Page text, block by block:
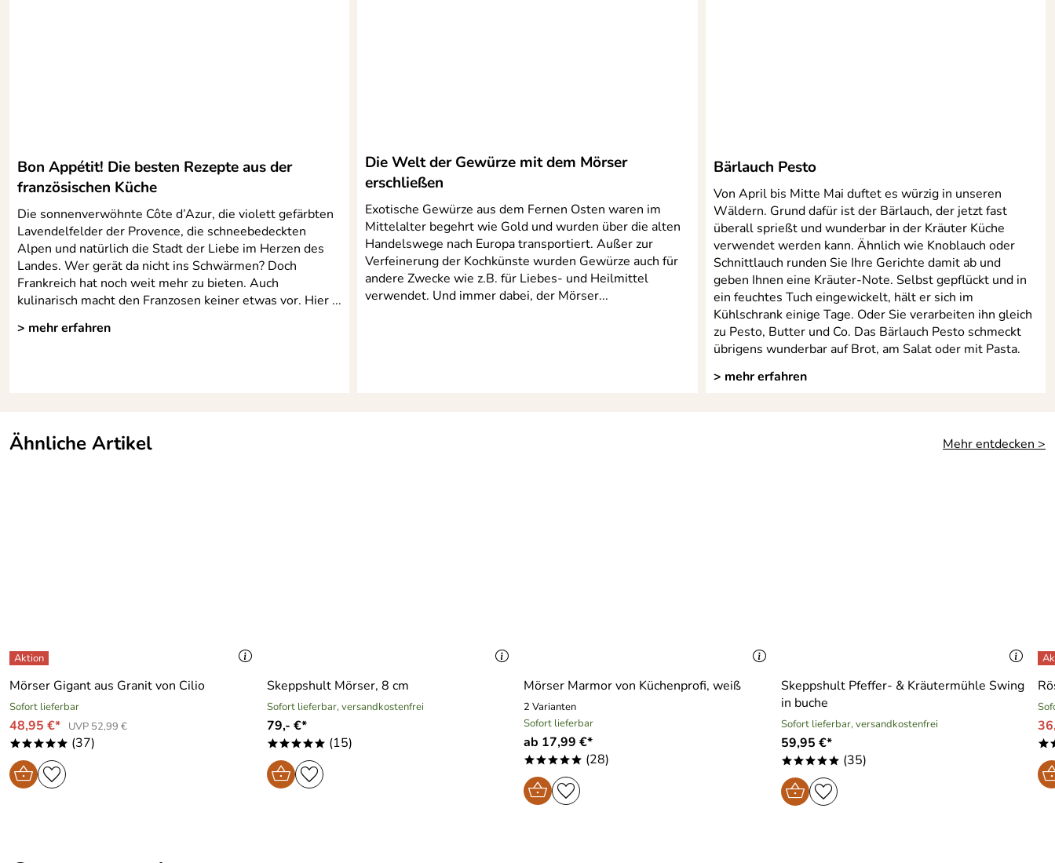
Bon Appétit! Die besten Rezepte aus der
französischen Küche
Die sonnenverwöhnte Côte d’Azur, die violett gefärbten
Lavendelfelder der Provence, die schneebedeckten
Alpen und natürlich die Stadt der Liebe im Herzen des
Landes. Wer gerät da nicht ins Schwärmen? Doch
Frankreich hat noch weit mehr zu bieten. Auch
kulinarisch macht den Franzosen keiner etwas vor. Hier ...
> mehr erfahren
Die Welt der Gewürze mit dem Mörser
erschließen
Exotische Gewürze aus dem Fernen Osten waren im
Mittelalter begehrt wie Gold und wurden über die alten
Handelswege nach Europa transportiert. Außer zur
Verfeinerung der Kochkünste wurden Gewürze auch für
andere Zwecke wie z.B. für Liebes- und Heilmittel
verwendet. Und immer dabei, der Mörser...
Bärlauch Pesto
Von April bis Mitte Mai duftet es würzig in unseren
Wäldern. Grund dafür ist der Bärlauch, der jetzt fast
überall sprießt und wunderbar in der Kräuter Küche
verwendet werden kann. Ähnlich wie Knoblauch oder
Schnittlauch runden Sie Ihre Gerichte damit ab und
geben Ihnen eine Kräuter-Note. Selbst gepflückt und in
ein feuchtes Tuch eingewickelt, hält er sich im
Kühlschrank einige Tage. Oder Sie verarbeiten ihn gleich
zu Pesto, Butter und Co. Das Bärlauch Pesto schmeckt
übrigens wunderbar auf Brot, am Salat oder mit Pasta.
> mehr erfahren
Ähnliche Artikel Mehr entdecken >
Mörser Gigant aus Granit von Cilio
Sofort lieferbar
48,95 €* UVP 52,99 €
***** (37)
Skeppshult Mörser, 8 cm
Sofort lieferbar, versandkostenfrei
79,- €*
***** (15)
Mörser Marmor von Küchenprofi, weiß
2 Varianten
Sofort lieferbar
ab 17,99 €*
***** (28)
Skeppshult Pfeffer- & Kräutermühle Swing
in buche
Sofort lieferbar, versandkostenfrei
59,95 €*
***** (35)